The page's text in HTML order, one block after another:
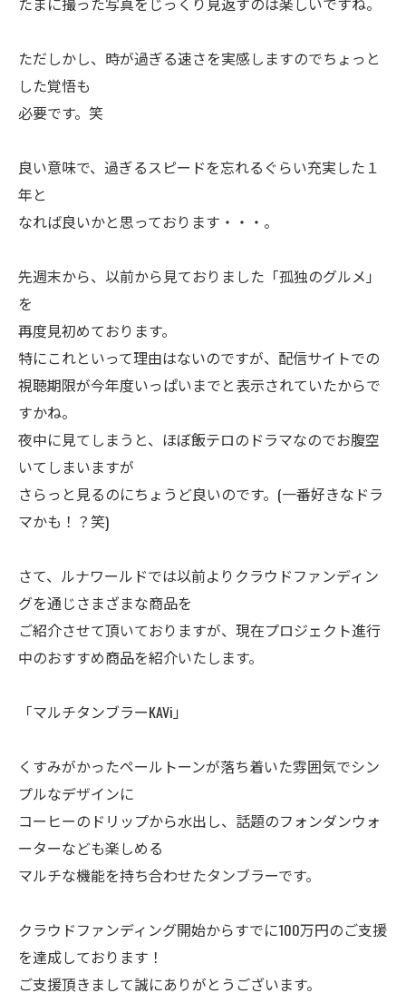
ただしかし、時が過ぎる速さを実感しますのでちょっと
した覚悟も
必要です。笑
良い意味で、過ぎるスピードを忘れるぐらい充実した１
年と
なれば良いかと思っております・・・。
先週末から、以前から見ておりました「孤独のグルメ」
を
再度見初めております。
特にこれといって理由はないのですが、配信サイトでの
視聴期限が今年度いっぱいまでと表示されていたからで
すかね。
夜中に見てしまうと、ほぼ飯テロのドラマなのでお腹空
いてしまいますが
さらっと見るのにちょうど良いのです。(一番好きなドラ
マかも！？笑)
さて、ルナワールドでは以前よりクラウドファンディン
グを通じさまざまな商品を
ご紹介させて頂いておりますが、現在プロジェクト進行
中のおすすめ商品を紹介いたします。
「マルチタンブラーKAVi」
くすみがかったペールトーンが落ち着いた雰囲気でシン
プルなデザインに
コーヒーのドリップから水出し、話題のフォンダンウォ
ーターなども楽しめる
マルチな機能を持ち合わせたタンブラーです。
クラウドファンディング開始からすでに100万円のご支援
を達成しております！
ご支援頂きまして誠にありがとうございます。